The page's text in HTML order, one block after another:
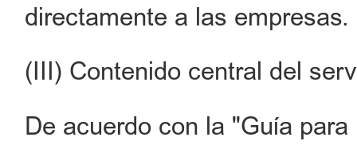
directamente a las empresas.
(III) Contenido central del
De acuerdo con la "Guía